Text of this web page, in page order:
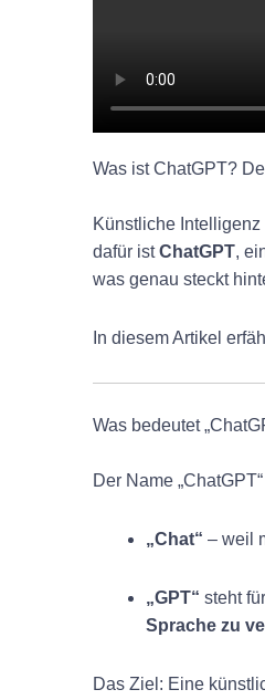
Was ist ChatGPT?
Künstliche
dafür istChatGPT,
was genau steckt
In diesem Artikel
Was bedeutet
Der Name
„Chat“ – weil
„GPT“ steht
Sprache zu
Das Ziel: Eine